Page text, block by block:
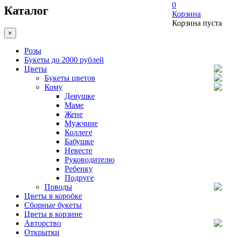
0
Корзина
Корзина пуста
Каталог
×
Розы
Букеты до 2000 рублей
Цветы
Букеты цветов
Кому
Девушке
Маме
Жене
Мужчине
Коллеге
Бабушке
Невесте
Руководителю
Ребенку
Подруге
Поводы
Цветы в коробке
Сборные букеты
Цветы в корзине
Авторство
Открытки